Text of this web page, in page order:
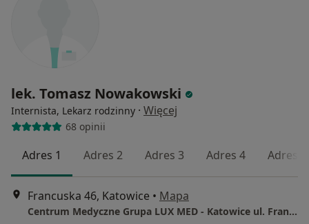
lek. Tomasz Nowakowski
Internista, Lekarz rodzinny · Więcej
68 opinii
Adres 1 Adres 2 Adres 3 Adres 4 Adres 5
Francuska 46, Katowice • Mapa
Centrum Medyczne Grupa LUX MED - Katowice ul. Francuska 46